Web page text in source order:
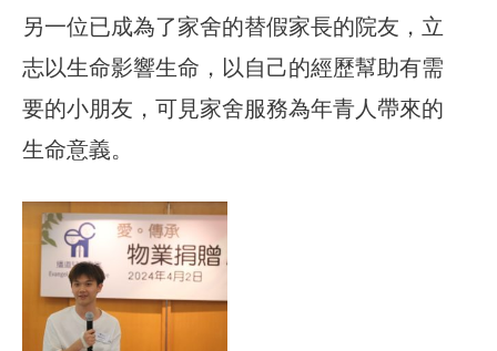
另一位已成為了家舍的替假家長的院友，立
志以生命影響生命，以自己的經歷幫助有需
要的小朋友，可見家舍服務為年青人帶來的
生命意義。